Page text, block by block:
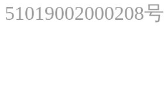
51019002000208号